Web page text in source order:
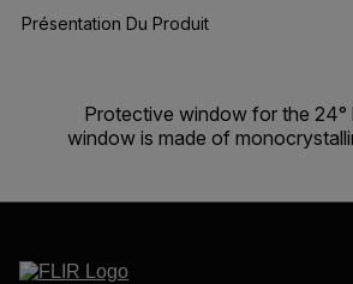
Présentation Du Produit
Protective window for the 24°
window is made of